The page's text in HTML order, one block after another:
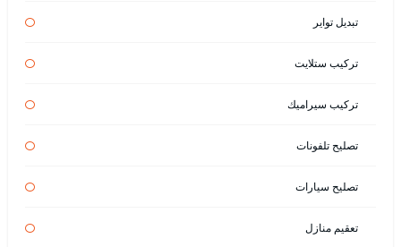
تبديل تواير
تركيب ستلايت
تركيب سيراميك
تصليح تلفونات
تصليح سيارات
تعقيم منازل